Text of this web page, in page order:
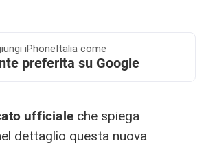
iPhoneItalia come
preferita su Google
ufficiale che spiega
dettaglio questa nuova